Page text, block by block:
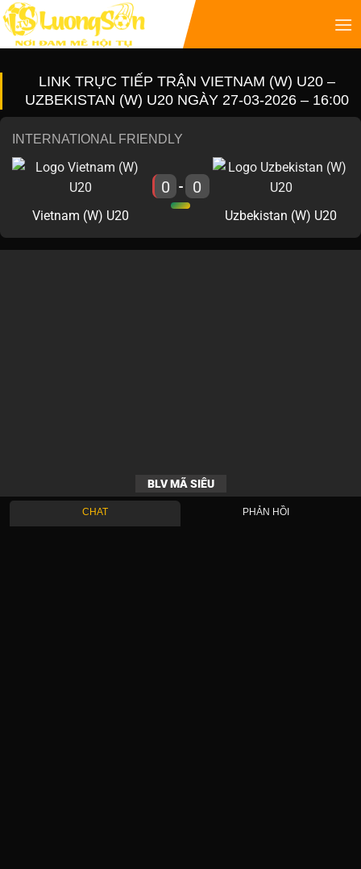
LINK TRỰC TIẾP TRẬN VIETNAM (W) U20 –
UZBEKISTAN (W) U20 NGÀY 27-03-2026 – 16:00
INTERNATIONAL FRIENDLY
Vietnam (W) U20
0 - 0
Uzbekistan (W) U20
BLV MÃ SIÊU
CHAT PHẢN HỒI